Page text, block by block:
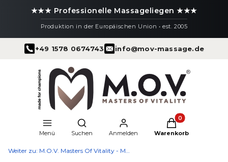
★★★ Professionelle Massageliegen ★★★
Produktion in der Europäischen Union • est. 2005
+49 1578 0674743 info@mov-massage.de
Menü
Suchmaschine öffnen
Suchen Anmelden
Produkte im
Warenkorb
Weiter zu: M.O.V. Masters Of Vitality - Massageliegen